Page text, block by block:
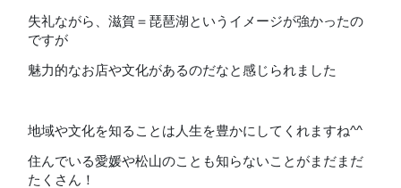
失礼ながら、滋賀＝琵琶湖というイメージが強かったの
ですが
魅力的なお店や文化があるのだなと感じられました
地域や文化を知ることは人生を豊かにしてくれますね^^
住んでいる愛媛や松山のことも知らないことがまだまだ
たくさん！